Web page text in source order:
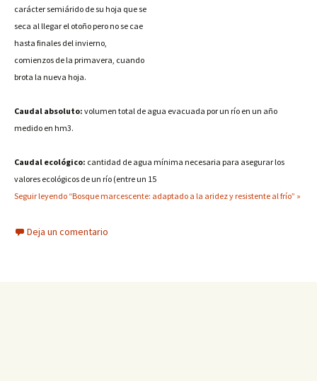
carácter semiárido de su hoja que se
seca al llegar el otoño pero no se cae
hasta finales del invierno,
comienzos de la primavera, cuando
brota la nueva hoja.
Caudal absoluto: volumen total de agua evacuada por un río en un año
medido en hm3.
Caudal ecológico: cantidad de agua mínima necesaria para asegurar los
valores ecológicos de un río (entre un 15
Seguir leyendo “Bosque marcescente: adaptado a la aridez y resistente al frío” »
Deja un comentario